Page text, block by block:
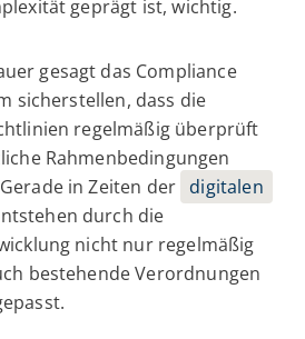
geprägt ist, wichtig.
gesagt das Compliance
sicherstellen, dass die
regelmäßig überprüft
Rahmenbedingungen
in Zeiten der digitalen
durch die
nicht nur regelmäßig
bestehende Verordnungen